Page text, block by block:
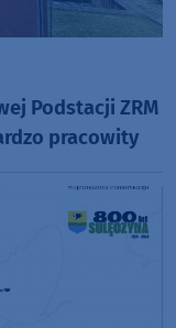
Podstacji ZRM
pracowity